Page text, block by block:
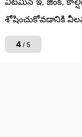
విటమిన్ ఇ, జింక్,
శోషించుకోవడానికి
4 / 5